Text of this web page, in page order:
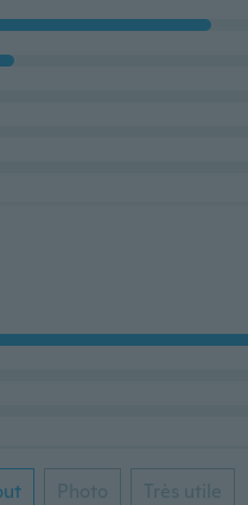
Photo Très utile